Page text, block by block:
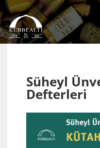
Süheyl
Defterleri